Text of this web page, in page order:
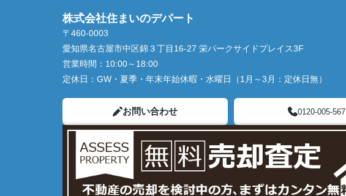
株式会社住まいのデパート
〒460-0003
愛知県名古屋市中区錦３丁目16-27 栄パークサイドプレイス3F
営業時間： 10:00～18:00
定休日： GW・夏季・年末年始休暇・水曜日（1月～3月：定休日無）
お問い合わせ 0120-005-567